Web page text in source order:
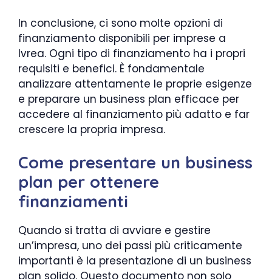
In conclusione, ci sono molte opzioni di
finanziamento disponibili per imprese a
Ivrea. Ogni tipo di finanziamento ha i propri
requisiti e benefici. È fondamentale
analizzare attentamente le proprie esigenze
e preparare un business plan efficace per
accedere al finanziamento più adatto e far
crescere la propria impresa.
Come presentare un business
plan per ottenere
finanziamenti
Quando si tratta di avviare e gestire
un’impresa, uno dei passi più criticamente
importanti è la presentazione di un business
plan solido. Questo documento non solo